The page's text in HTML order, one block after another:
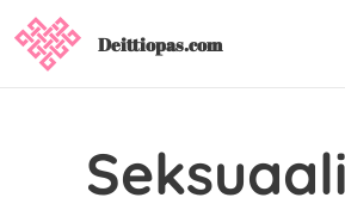
Deittiopas.com